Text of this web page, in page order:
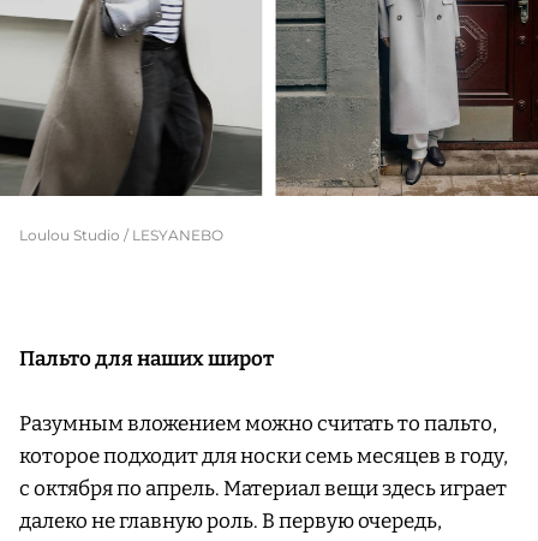
Loulou Studio / LESYANEBO
Пальто для наших широт
Разумным вложением можно считать то пальто,
которое подходит для носки семь месяцев в году,
с октября по апрель. Материал вещи здесь играет
далеко не главную роль. В первую очередь,